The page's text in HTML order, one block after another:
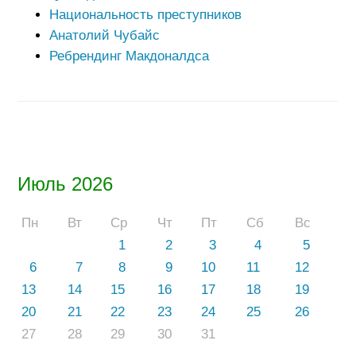
Июль 2026
Пн Вт Ср Чт Пт Сб
Вс
1
2 3 4
5
6
7 8 9 10 11
12
13
14 15 16 17 18
19
20
21 22 23 24 25
26
27
28 29 30 31
Национальность преступников
Анатолий Чубайс
Ребрендинг Макдоналдса